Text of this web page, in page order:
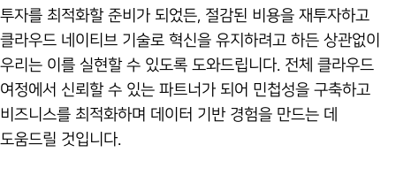
투자를 최적화할 준비가 되었든, 절감된 비용을 재투자하고
클라우드 네이티브 기술로 혁신을 유지하려고 하든 상관없이
우리는 이를 실현할 수 있도록 도와드립니다. 전체 클라우드
여정에서 신뢰할 수 있는 파트너가 되어 민첩성을 구축하고
비즈니스를 최적화하며 데이터 기반 경험을 만드는 데
도움드릴 것입니다.